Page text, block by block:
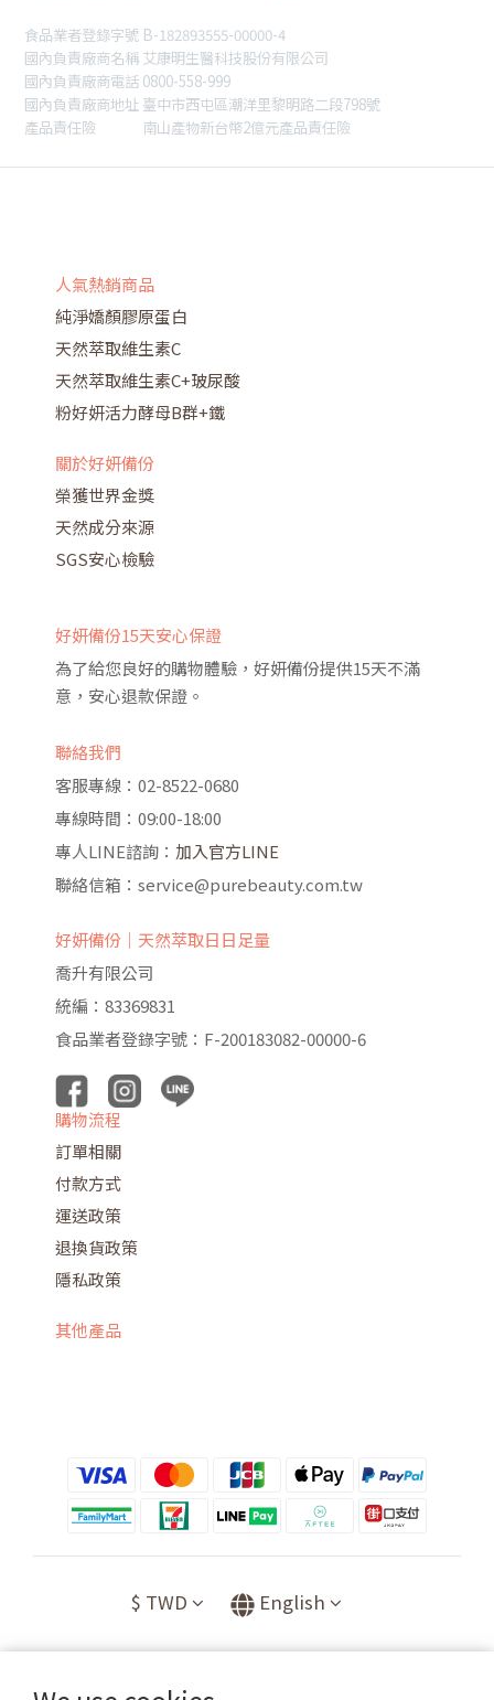
食品業者登錄字號 B-182893555-00000-4
國內負責廠商名稱 艾康明生醫科技股份有限公司
國內負責廠商電話 0800-558-999
國內負責廠商地址 臺中市西屯區潮洋里黎明路二段798號
產品責任險 南山產物新台幣2億元產品責任險
人氣熱銷商品
純淨嬌顏膠原蛋白
天然萃取維生素C
天然萃取維生素C+玻尿酸
粉好妍活力酵母B群+鐵
關於好妍備份
榮獲世界金獎
天然成分來源
SGS安心檢驗
好妍備份15天安心保證
為了給您良好的購物體驗，好妍備份提供15天不滿
意，安心退款保證。
聯絡我們
客服專線：02-8522-0680
專線時間：09:00-18:00
專人LINE諮詢： 加入官方LINE
聯絡信箱：service@purebeauty.com.tw
好妍備份｜天然萃取日日足量
喬升有限公司
統編：83369831
食品業者登錄字號：F-200183082-00000-6
購物流程
訂單相關
付款方式
運送政策
退換貨政策
隱私政策
其他產品
$ TWD English